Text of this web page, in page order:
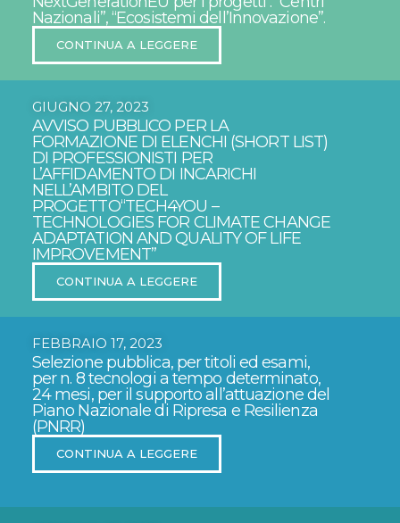
Nazionali”, “Ecosistemi dell’Innovazione”.
CONTINUA A LEGGERE
GIUGNO 27, 2023
AVVISO PUBBLICO PER LA
FORMAZIONE DI ELENCHI (SHORT LIST)
DI PROFESSIONISTI PER
L’AFFIDAMENTO DI INCARICHI
NELL’AMBITO DEL
PROGETTO“TECH4YOU –
TECHNOLOGIES FOR CLIMATE CHANGE
ADAPTATION AND QUALITY OF LIFE
IMPROVEMENT”
CONTINUA A LEGGERE
FEBBRAIO 17, 2023
Selezione pubblica, per titoli ed esami,
per n. 8 tecnologi a tempo determinato,
24 mesi, per il supporto all’attuazione del
Piano Nazionale di Ripresa e Resilienza
(PNRR)
CONTINUA A LEGGERE